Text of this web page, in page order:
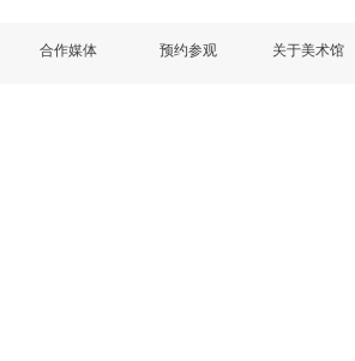
合作媒体 预约参观 关于美术馆